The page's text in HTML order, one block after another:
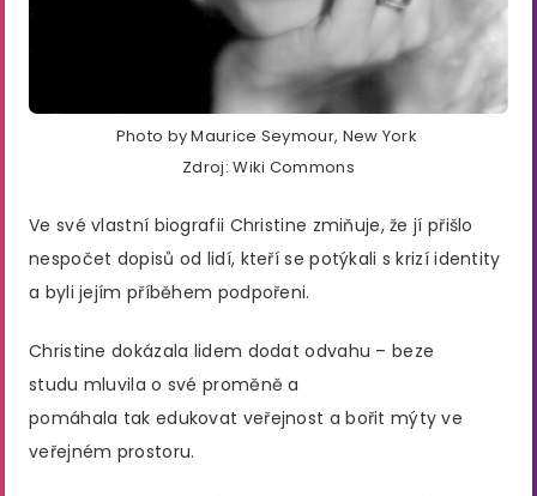
Photo by Maurice Seymour, New York
Zdroj: Wiki Commons
Ve své vlastní biografii Christine zmiňuje, že jí přišlo
nespočet dopisů od lidí, kteří se potýkali s krizí identity
a byli jejím příběhem podpořeni.
Christine dokázala lidem dodat odvahu – beze
studu mluvila o své proměně a
pomáhala tak edukovat veřejnost a bořit mýty ve
veřejném prostoru.